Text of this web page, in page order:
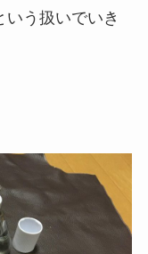
う扱いでいき